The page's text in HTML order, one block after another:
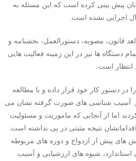
های آموزشی ۱۶ ساعته ای را برای جوانان پیش بینی کرده است که این مسئله به
اجرایی نشده است.
قانون، مصوبه، دستورالعمل، بخشنامه و
دستگاه ها نیز در این زمینه فعالیت هایی
انتظار است.
در دستور کار خود قرار داده و با مطالعه
آسیب شناسی های صورت گرفته نشان می
اما از آنجایی که ماموریت و مسئولیت
نتیجه مثبتی در پی نداشته است.
های پیش از ازدواج و دوره های مربوطه
شیوه های ارزشیابی و آسیب